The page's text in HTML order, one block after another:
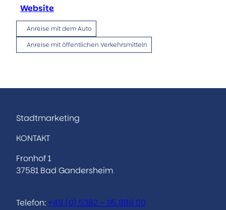
Website
Anreise mit dem Auto
Anreise mit öffentlichen Verkehrsmitteln
Stadtmarketing
KONTAKT
Fronhof 1
37581 Bad Gandersheim
Telefon: +49 (0) 5382 – 95 888 00